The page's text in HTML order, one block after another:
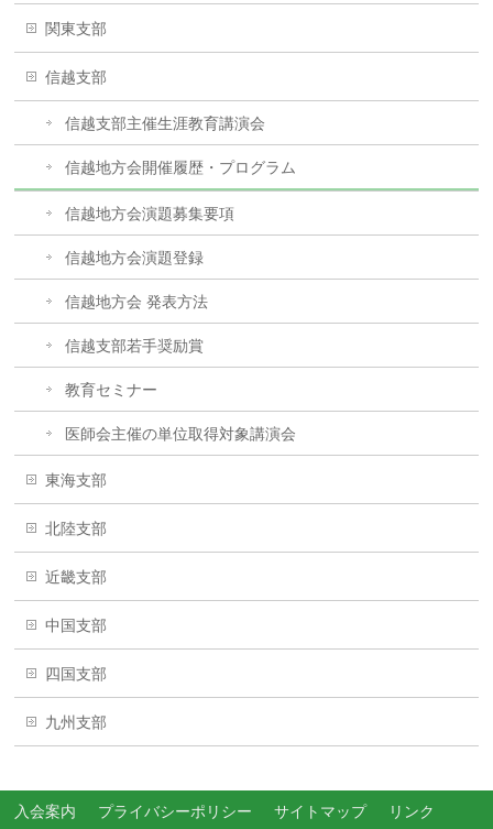
関東支部
信越支部
信越支部主催生涯教育講演会
信越地方会開催履歴・プログラム
信越地方会演題募集要項
信越地方会演題登録
信越地方会 発表方法
信越支部若手奨励賞
教育セミナー
医師会主催の単位取得対象講演会
東海支部
北陸支部
近畿支部
中国支部
四国支部
九州支部
入会案内 プライバシーポリシー サイトマップ リンク